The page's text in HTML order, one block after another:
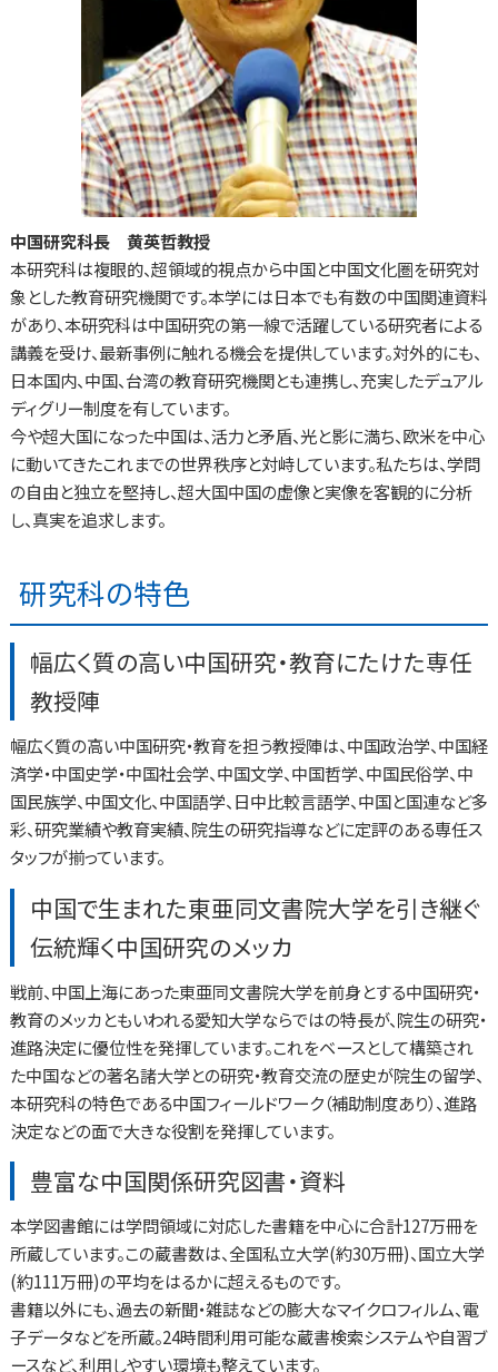
中国研究科長 黄英哲教授
本研究科は複眼的、超領域的視点から中国と中国文化圏を研究対
象とした教育研究機関です。本学には日本でも有数の中国関連資料
があり、本研究科は中国研究の第一線で活躍している研究者による
講義を受け、最新事例に触れる機会を提供しています。対外的にも、
日本国内、中国、台湾の教育研究機関とも連携し、充実したデュアル
ディグリー制度を有しています。
今や超大国になった中国は、活力と矛盾、光と影に満ち、欧米を中心
に動いてきたこれまでの世界秩序と対峙しています。私たちは、学問
の自由と独立を堅持し、超大国中国の虚像と実像を客観的に分析
し、真実を追求します。
研究科の特色
幅広く質の高い中国研究・教育にたけた専任
教授陣
幅広く質の高い中国研究・教育を担う教授陣は、中国政治学、中国経
済学・中国史学・中国社会学、中国文学、中国哲学、中国民俗学、中
国民族学、中国文化、中国語学、日中比較言語学、中国と国連など多
彩、研究業績や教育実績、院生の研究指導などに定評のある専任ス
タッフが揃っています。
中国で生まれた東亜同文書院大学を引き継ぐ
伝統輝く中国研究のメッカ
戦前、中国上海にあった東亜同文書院大学を前身とする中国研究・
教育のメッカともいわれる愛知大学ならではの特長が、院生の研究・
進路決定に優位性を発揮しています。これをベースとして構築され
た中国などの著名諸大学との研究・教育交流の歴史が院生の留学、
本研究科の特色である中国フィールドワーク（補助制度あり）、進路
決定などの面で大きな役割を発揮しています。
豊富な中国関係研究図書・資料
本学図書館には学問領域に対応した書籍を中心に合計127万冊を
所蔵しています。この蔵書数は、全国私立大学(約30万冊)、国立大学
(約111万冊)の平均をはるかに超えるものです。
書籍以外にも、過去の新聞・雑誌などの膨大なマイクロフィルム、電
子データなどを所蔵。24時間利用可能な蔵書検索システムや自習ブ
ースなど、利用しやすい環境も整えています。